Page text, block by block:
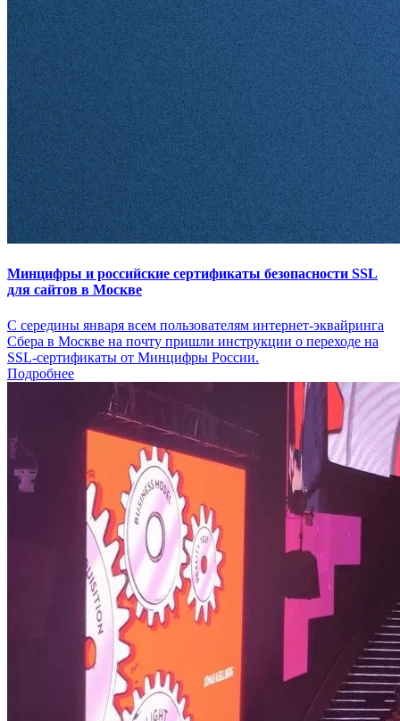
Минцифры и российские сертификаты безопасности SSL
для сайтов в Москве
С середины января всем пользователям интернет-эквайринга
Сбера в Москве на почту пришли инструкции о переходе на
SSL-сертификаты от Минцифры России.
Подробнее